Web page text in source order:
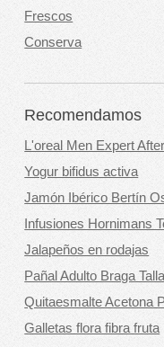
Frescos
Conserva
Recomendamos
L'oreal Men Expert
Yogur bifidus activa
Jamón Ibérico Bertín
Infusiones Hornimans
Jalapeños en rodajas
Pañal Adulto Braga
Quitaesmalte Acetona
Galletas flora fibra fruta